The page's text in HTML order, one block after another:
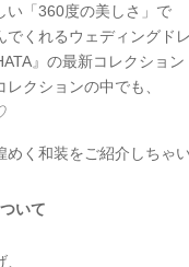
い「360度の美しさ」で
くれるウェディングドレ
』の最新コレクション
クションの中でも、
く和装をご紹介しちゃ
いて